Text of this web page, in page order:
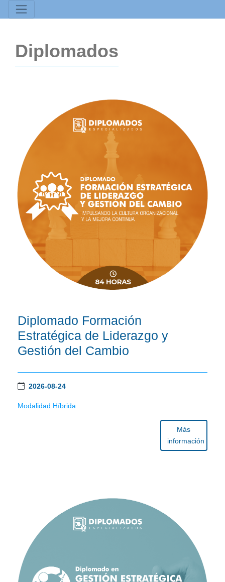
Diplomados
Diplomado Formación
Estratégica de Liderazgo y
Gestión del Cambio
2026-08-24
Modalidad Híbrida
Más
información